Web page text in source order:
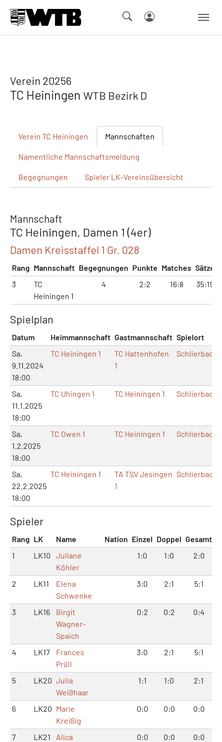
Verein 20256
TC Heiningen WTB Bezirk D
Verein TC Heiningen Mannschaften
Namentliche Mannschaftsmeldung
Begegnungen Spieler LK-Vereinsübersicht
Mannschaft
TC Heiningen, Damen 1 (4er)
Damen Kreisstaffel 1 Gr. 028
Rang Mannschaft Begegnungen Punkte Matches Sätze
3
TC
Heiningen 1
4 2:2 16:8 35:19
Spielplan
Datum Heimmannschaft Gastmannschaft Spielort
Sa,
9.11.2024
18:00
TC Heiningen 1
TC Hattenhofen
1
Schlierbach
Sa,
11.1.2025
18:00
TC Uhingen 1 TC Heiningen 1 Schlierbach
Sa,
1.2.2025
18:00
TC Owen 1 TC Heiningen 1 Schlierbach
Sa,
22.2.2025
18:00
TC Heiningen 1
TA TSV Jesingen
1
Schlierbach
Spieler
Rang LK Name Nation Einzel Doppel Gesamt
1
LK10
Juliane
Köhler
1:0 1:0 2:0
2 LK11
Elena
Schwenke
3:0 2:1 5:1
3 LK16
Birgit
Wagner-
Spaich
0:2 0:2 0:4
4 LK17
Frances
Prüll
3:0 2:1 5:1
5 LK20 Julia
Weißhaar
1:1 1:0 2:1
6 LK20 Marie
Kreißig
0:0 0:0 0:0
7 LK21
Alica
0:0 0:0 0:0